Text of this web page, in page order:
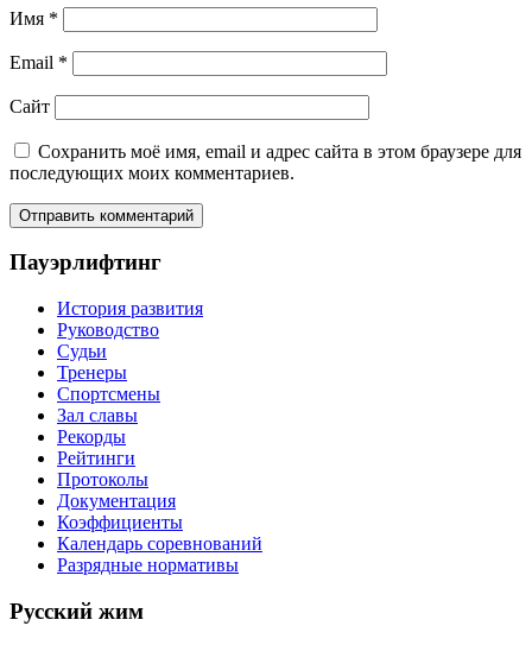
Имя *
Email *
Сайт
Сохранить моё имя, email и адрес сайта в этом браузере для
последующих моих комментариев.
Пауэрлифтинг
История развития
Руководство
Судьи
Тренеры
Спортсмены
Зал славы
Рекорды
Рейтинги
Протоколы
Документация
Коэффициенты
Календарь соревнований
Разрядные нормативы
Русский жим